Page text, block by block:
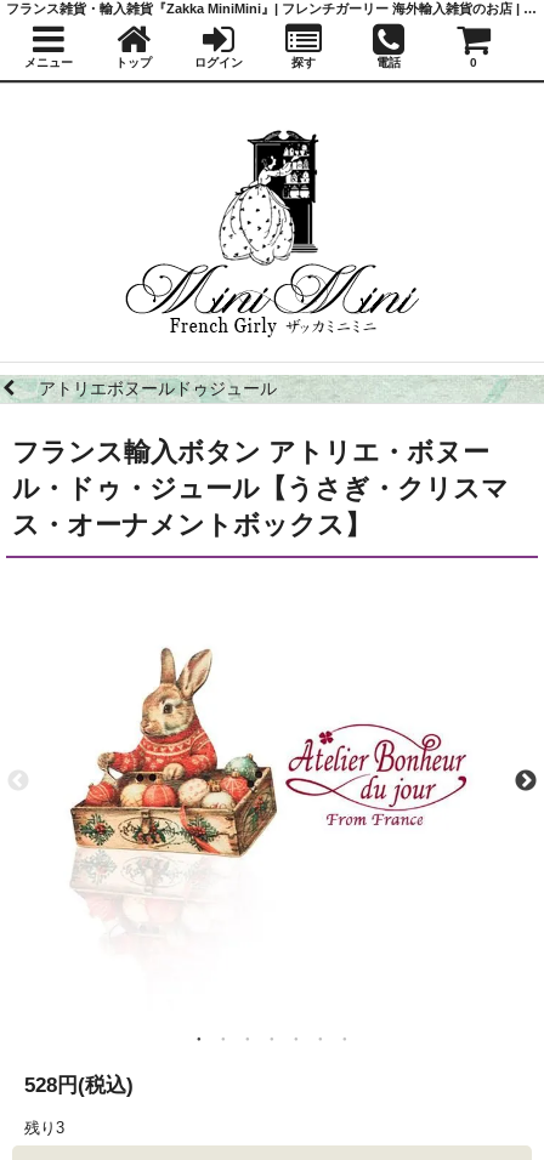
アトリエボヌールドゥジュール
フランス輸入ボタン アトリエ・ボヌー
ル・ドゥ・ジュール【うさぎ・クリスマ
ス・オーナメントボックス】
528円(税込)
残り3
フランス雑貨・輸入雑貨『Zakka MiniMini』| フレンチガーリー 海外輸入雑貨のお店 | かわいい雑貨 | 蚤の市 | アンティーク
メニュー トップ ログイン 探す 電話 0